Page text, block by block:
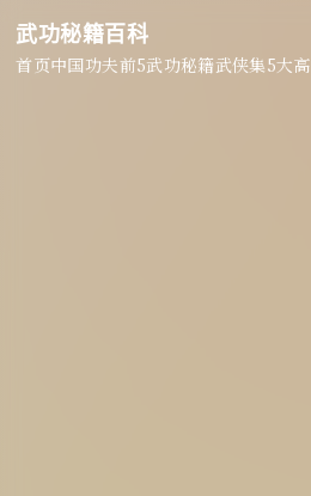
武功秘籍百科
首页中国功夫前5武功秘籍武侠集5大